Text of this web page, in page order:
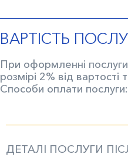
ВАРТІСТЬ
При оформленні
розмірі 2% від вартості
Способи оплати
ДЕТАЛІ ПОСЛУГИ